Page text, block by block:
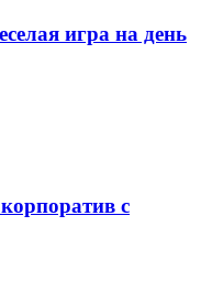
игра на день
с